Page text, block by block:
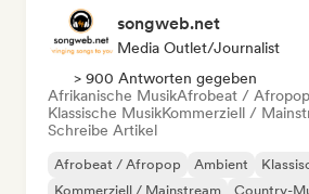
songweb.net
Media Outlet/Journalist
> 900 Antworten gegeben
Afrikanische MusikAfrobeat / Afropop
Klassische MusikKommerziell /
Schreibe Artikel
Afrobeat / Afropop Ambient
Kommerziell / Mainstream
Country-